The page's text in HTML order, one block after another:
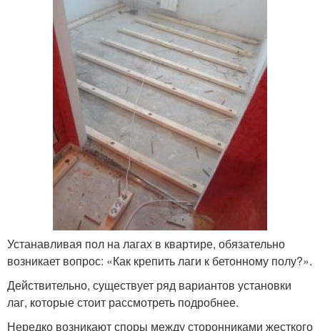
Устанавливая пол на лагах в квартире, обязательно
возникает вопрос: «Как крепить лаги к бетонному полу?».
Действительно, существует ряд вариантов установки
лаг, которые стоит рассмотреть подробнее.
Нередко возникают споры между сторонниками жесткого